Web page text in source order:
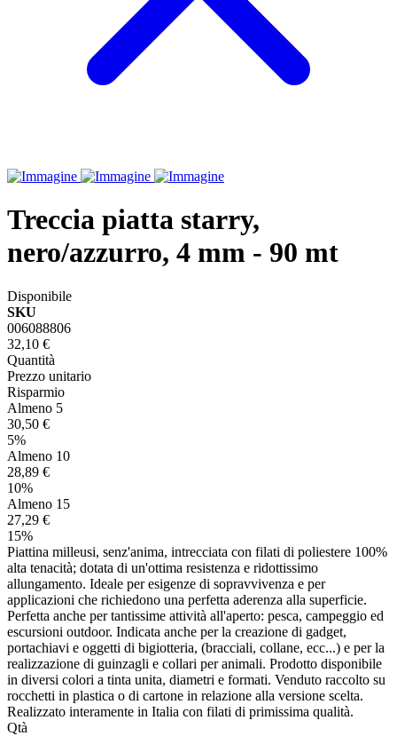
Treccia piatta starry,
nero/azzurro, 4 mm - 90 mt
Disponibile
SKU
006088806
32,10 €
Quantità
Prezzo unitario
Risparmio
Almeno 5
30,50 €
5%
Almeno 10
28,89 €
10%
Almeno 15
27,29 €
15%
Piattina milleusi, senz'anima, intrecciata con filati di poliestere 100%
alta tenacità; dotata di un'ottima resistenza e ridottissimo
allungamento. Ideale per esigenze di sopravvivenza e per
applicazioni che richiedono una perfetta aderenza alla superficie.
Perfetta anche per tantissime attività all'aperto: pesca, campeggio ed
escursioni outdoor. Indicata anche per la creazione di gadget,
portachiavi e oggetti di bigiotteria, (bracciali, collane, ecc...) e per la
realizzazione di guinzagli e collari per animali. Prodotto disponibile
in diversi colori a tinta unita, diametri e formati. Venduto raccolto su
rocchetti in plastica o di cartone in relazione alla versione scelta.
Realizzato interamente in Italia con filati di primissima qualità.
Qtà